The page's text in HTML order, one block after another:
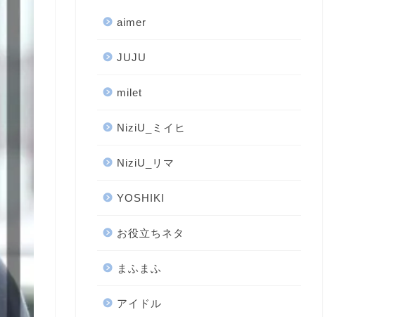
aimer
JUJU
milet
NiziU_ミイヒ
NiziU_リマ
YOSHIKI
お役立ちネタ
まふまふ
アイドル